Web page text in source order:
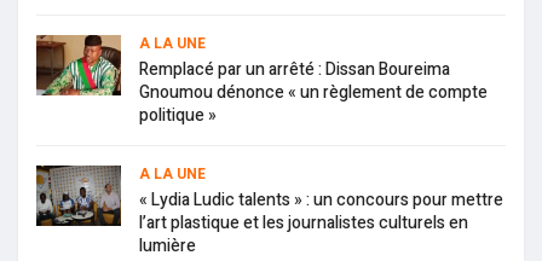
A LA UNE
Remplacé par un arrêté : Dissan Boureima
Gnoumou dénonce « un règlement de compte
politique »
A LA UNE
« Lydia Ludic talents » : un concours pour mettre
l’art plastique et les journalistes culturels en
lumière